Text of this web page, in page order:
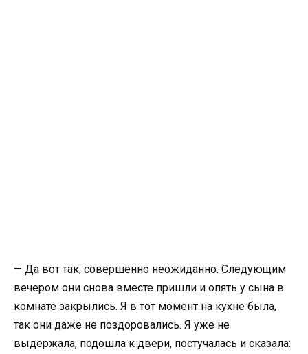
— Да вот так, совершенно неожиданно. Следующим
вечером они снова вместе пришли и опять у сына в
комнате закрылись. Я в тот момент на кухне была,
так они даже не поздоровались. Я уже не
выдержала, подошла к двери, постучалась и сказала: